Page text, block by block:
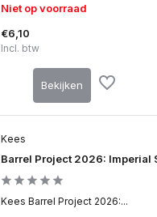
Niet op voorraad
€6,10
Incl. btw
Bekijken
Kees
Barrel Project 2026: Imperial
Kees Barrel Project 2026:...